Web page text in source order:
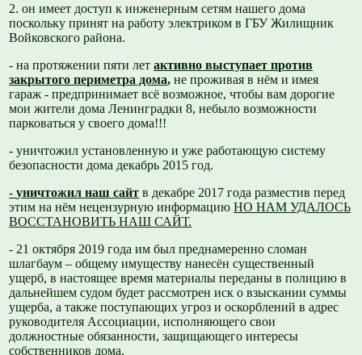
2. он имеет доступ к инженерным сетям нашего дома
поскольку принят на работу электриком в ГБУ Жилищник
Войковского района.
- на протяжении пяти летактивно выступает против
закрытого периметра дома, не проживая в нём и имея
гараж - предпринимает всё возможное, чтобы вам дорогие
мои жители дома Ленинградки 8, небыло возможности
парковаться у своего дома!!!
- уничтожил установленную и уже работающую систему
безопасности дома декабрь 2015 год.
-уничтожил наш сайт в декабре 2017 года разместив перед
этим на нём нецензурную информациюНО НАМ УДАЛОСЬ
ВОССТАНОВИТЬ НАШ САЙТ.
- 21 октября 2019 года им был преднамеренно сломан
шлагбаум – общему имуществу нанесён существенный
ущерб, в настоящее время материалы переданы в полицию в
дальнейшем судом будет рассмотрен иск о взыскании суммы
ущерба, а также поступающих угроз и оскорблений в адрес
руководителя Ассоциации, исполняющего свои
должностные обязанности, защищающего интересы
собственников дома.